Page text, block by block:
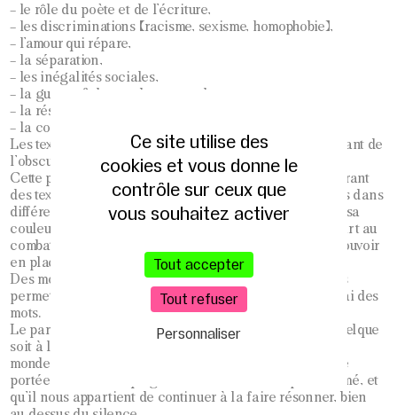
– le rôle du poète et de l’écriture,
– les discriminations (racisme, sexisme, homophobie),
– l’amour qui répare,
– la séparation,
– les inégalités sociales,
– la guerre & le monde en tumultes,
– la résistance à la dictature,
– la conscience écologique.
Les textes cheminent à travers ces thématiques en partant de
l’obscurité pour aller vers la lumière.
Cette poésie est mise en scène : les comédiens, s’emparant
des textes comme de dialogues, jouent des personnages dans
différentes situations : un homme persécuté à cause de sa
couleur de peau, un couple séparé car l’un des deux part au
combat, un écrivain se cachant pour écrire contre le pouvoir
en place, etc.
Des moments de transitions visuelles et chorégraphiées
permettent aux corps et aux émotions de prendre le relai des
mots.
Le parti pris de mise en scène est que chaque texte, quelque
soit à la période à laquelle il a été écrit, nous parle du
monde d’aujourd’hui. Parce que la parole du poète a une
portée universelle, qui garde le fil ténu de l’espoir allumé, et
qu’il nous appartient de continuer à la faire résonner, bien
Ce site utilise des
cookies et vous donne le
contrôle sur ceux que
vous souhaitez activer
Tout accepter
Tout refuser
Personnaliser